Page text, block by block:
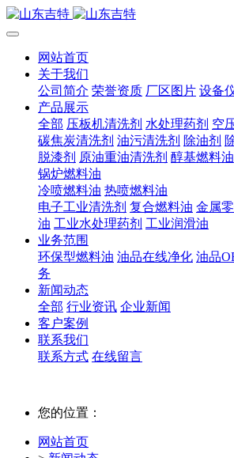
网站首页
关于我们
公司简介 荣誉资质 厂区图片 设备
产品展示
全部 压板机清洗剂 水处理药剂 空
碳焦炭清洗剂 油污清洗剂 除油剂
脱漆剂 原油重油清洗剂 醇基燃料油
锅炉燃料油
冷喷燃料油 热喷燃料油
电子工业清洗剂 复合燃料油 金属
油 工业水处理药剂 工业润滑油
业务范围
环保型燃料油 油品在线净化 油品
务
新闻动态
全部 行业资讯 企业新闻
客户案例
联系我们
联系方式 在线留言
您的位置：
网站首页